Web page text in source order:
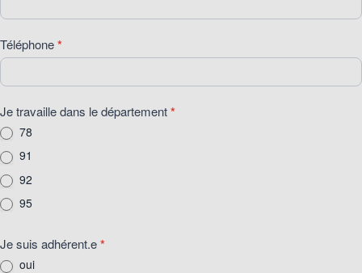
20
janvier
2026
Téléphone*
Je travaille dans le département*
78
91
92
95
Je suis adhérent.e*
oui